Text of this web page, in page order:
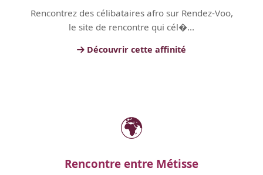
Rencontrez des célibataires afro sur Rendez-Voo,
le site de rencontre qui cél�...
Découvrir cette affinité
🌍
Rencontre entre Métisse